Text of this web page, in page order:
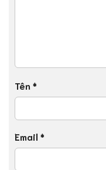
Tên *
Email *